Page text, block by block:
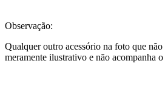
Observação:
Qualquer outro acessório na foto que não
meramente ilustrativo e não acompanha